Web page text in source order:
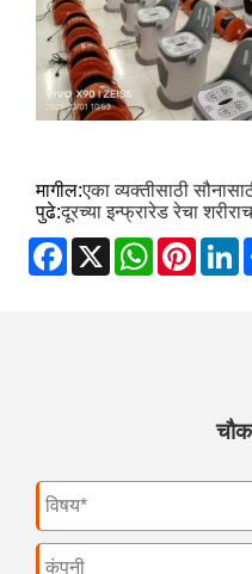
मागील:एका व्यक्तीसाठी
पुढे:दूरच्या इन्फ्रारेड रेचा
Facebook
X WhatsApp